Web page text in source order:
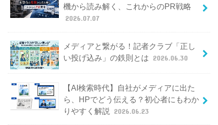
機から読み解く、これからのPR戦略
2026.07.07
メディアと繋がる！記者クラブ「正し
い投げ込み」の鉄則とは 2026.06.30
【AI検索時代】自社がメディアに出た
ら、HPでどう伝える？初心者にもわか
りやすく解説
2026.06.23